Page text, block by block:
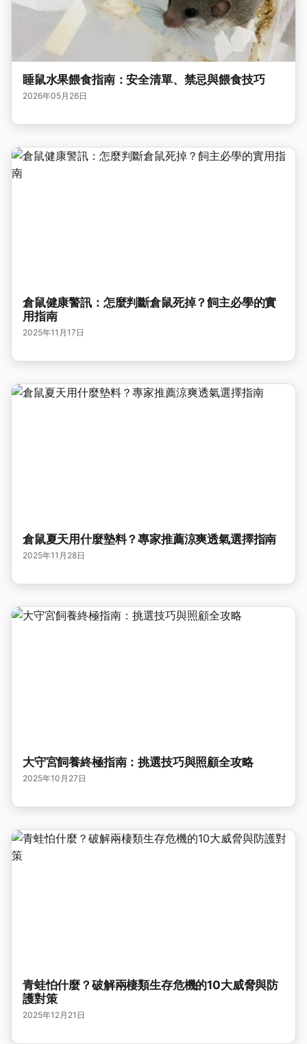
睡鼠水果餵食指南：安全清單、禁忌與餵食技巧
2026年05月26日
倉鼠健康警訊：怎麼判斷倉鼠死掉？飼主必學的實
用指南
2025年11月17日
倉鼠夏天用什麼墊料？專家推薦涼爽透氣選擇指南
2025年11月28日
大守宮飼養終極指南：挑選技巧與照顧全攻略
2025年10月27日
青蛙怕什麼？破解兩棲類生存危機的10大威脅與防
護對策
2025年12月21日